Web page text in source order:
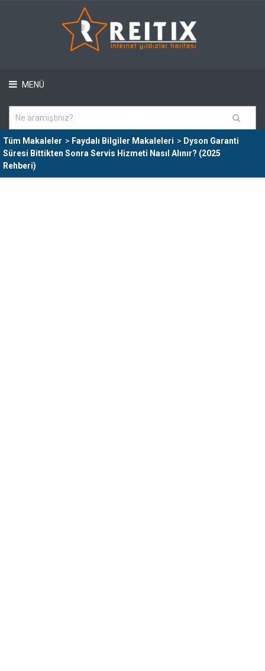
MENÜ
Tüm Makaleler > Faydalı Bilgiler Makaleleri > Dyson Garanti
Süresi Bittikten Sonra Servis Hizmeti Nasıl Alınır? (2025
Rehberi)